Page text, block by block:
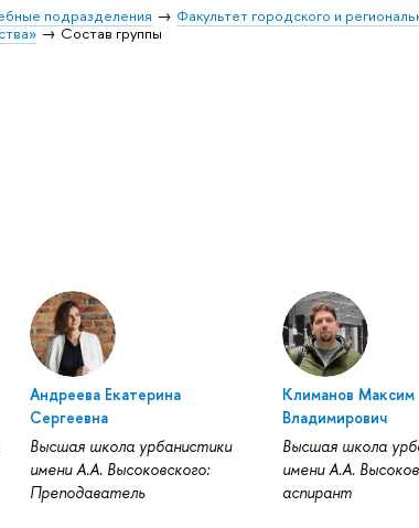
подразделения
Факультет городского и
Состав группы
Андреева Екатерина
Сергеевна
Высшая школа урбанистики
имени А.А. Высоковского:
Преподаватель
Климанов Максим
Владимирович
Высшая школа
имени А.А.
аспирант